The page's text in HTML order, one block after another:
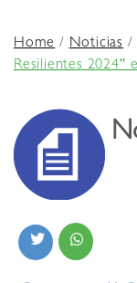
Home/Noticias /
Resilientes 2024″